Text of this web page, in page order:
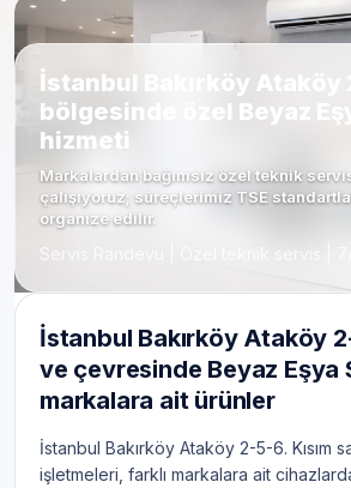
İstanbul Bakırköy Ataköy
bölgesinde özel Beyaz
hizmeti
Markalardan bağımsız özel teknik
çalışıyoruz; süreçlerimiz TSE
organize edilir.
Servis Randevu | Özel teknik servis |
İstanbul Bakırköy Ataköy
ve çevresinde Beyaz Eşya
markalara ait ürünler
İstanbul Bakırköy Ataköy 2-5-6. Kısım
işletmeleri, farklı markalara ait